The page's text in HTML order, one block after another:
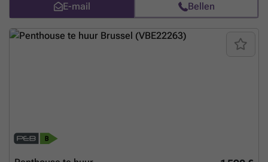
E-mail Bellen